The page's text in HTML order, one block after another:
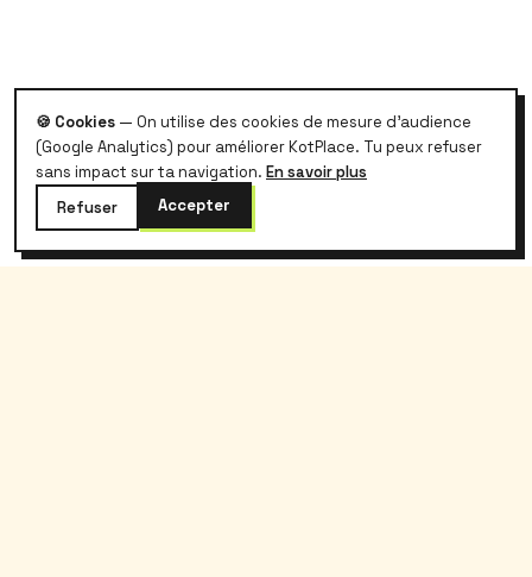
🍪 Cookies — On utilise des cookies de mesure d'audience
(Google Analytics) pour améliorer KotPlace. Tu peux refuser
sans impact sur ta navigation. En savoir plus
Refuser
Accepter